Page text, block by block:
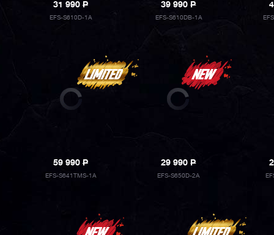
31 990P
EFS-S610D-1A
39 990P
EFS-S610DB-1A
59 990P
EFS-S641TMS-1A
29 990P
EFS-S650D-2A